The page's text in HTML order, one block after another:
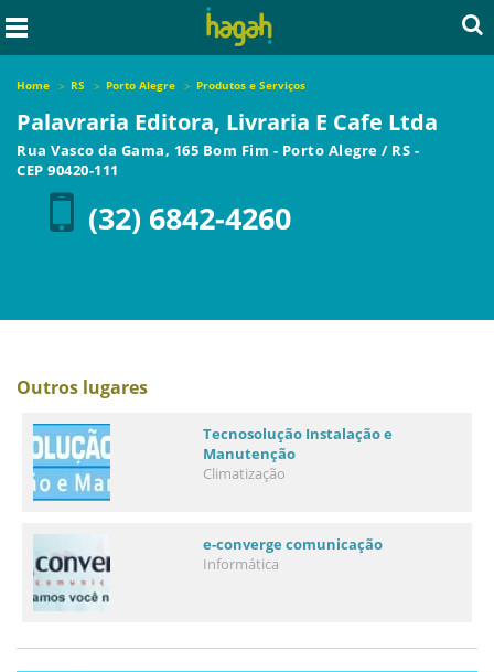
Home RS Porto Alegre Produtos e Serviços
Palavraria Editora, Livraria E Cafe Ltda
Rua Vasco da Gama, 165 Bom Fim - Porto Alegre / RS -
CEP 90420-111
(32) 6842-4260
Outros lugares
Tecnosolução Instalação e
Manutenção
Climatização
e-converge comunicação
Informática